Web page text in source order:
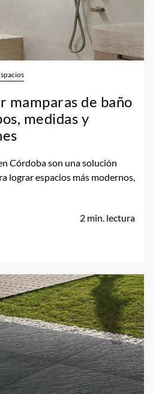
mamparas de baño
medidas y
Córdoba son una solución
lograr espacios más modernos,
2 min. lectura